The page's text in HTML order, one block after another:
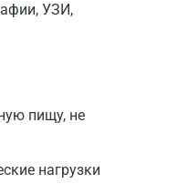
УЗИ,
пищу, не
нагрузки